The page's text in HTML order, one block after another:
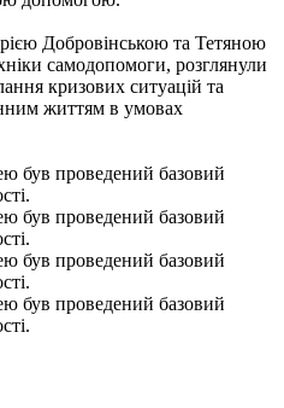
Добровінською та Тетяною
самодопомоги, розглянули
кризових ситуацій та
життям в умовах